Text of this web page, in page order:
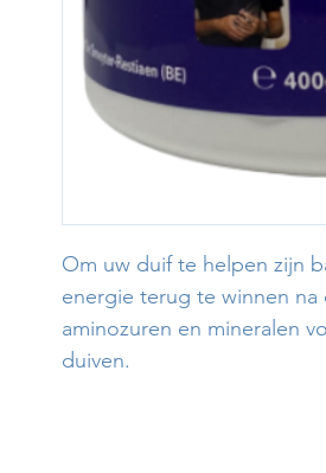
Om uw duif te helpen zijn
energie terug te winnen na
aminozuren en mineralen
duiven.